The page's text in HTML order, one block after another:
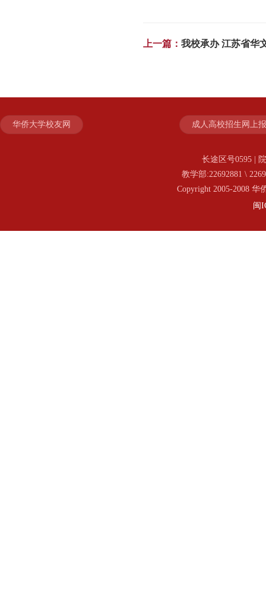
上一篇：我校承办 江苏省华
华侨大学校友网 成人高校招生网上
长途区号0595 |
教学部:22692881 \
Copyright 2005-2008 华
闽